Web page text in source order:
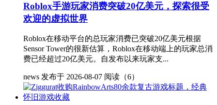
Roblox手游玩家消费突破20亿美元，探索很受
欢迎的虚拟世界
Roblox在移动平台的总玩家消费已突破20亿美元根据
Sensor Tower的很新估算，Roblox在移动端上的玩家总消
费已经超过20亿美元。自发布以来玩家支...
news 发布于 2026-08-07 阅读（6）